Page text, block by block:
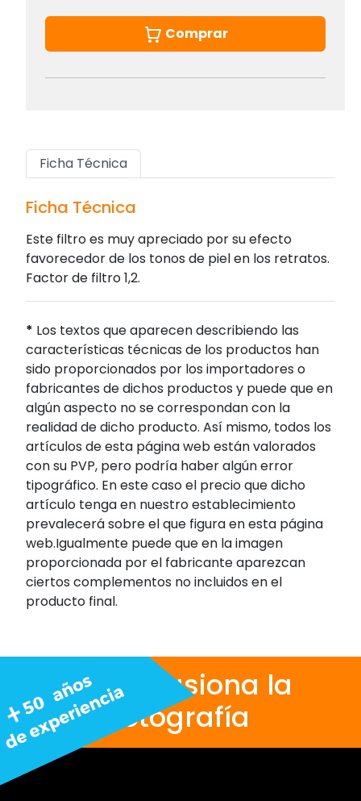
Comprar
Ficha Técnica
Ficha Técnica
Este filtro es muy apreciado por su efecto
favorecedor de los tonos de piel en los retratos.
Factor de filtro 1,2.
* Los textos que aparecen describiendo las
características técnicas de los productos han
sido proporcionados por los importadores o
fabricantes de dichos productos y puede que en
algún aspecto no se correspondan con la
realidad de dicho producto. Así mismo, todos los
artículos de esta página web están valorados
con su PVP, pero podría haber algún error
tipográfico. En este caso el precio que dicho
artículo tenga en nuestro establecimiento
prevalecerá sobre el que figura en esta página
web.Igualmente puede que en la imagen
proporcionada por el fabricante aparezcan
ciertos complementos no incluidos en el
producto final.
Nos apasiona la
fotografía